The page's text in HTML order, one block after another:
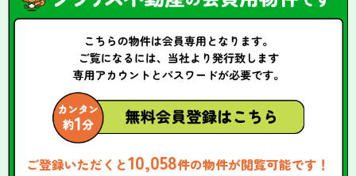
ご登録いただくと10,058件の物件が閲覧可能です！